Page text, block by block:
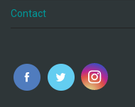
Contact
fr